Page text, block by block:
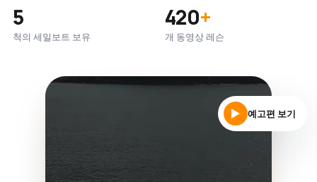
5
척의 세일보트 보유
420+
개 동영상 레슨
예고편 보기